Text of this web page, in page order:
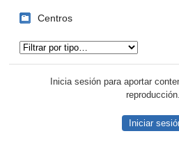
Centros
Inicia sesión para aportar
Iniciar